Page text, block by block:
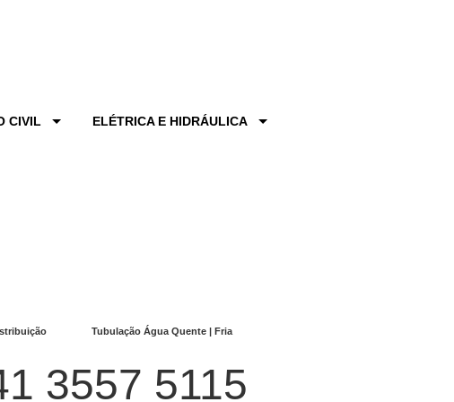
CIVIL ELÉTRICA E HIDRÁULICA
Tubulação Água Quente | Fria
3557 5115